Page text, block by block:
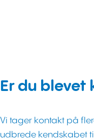
Er du
Vi tager kontakt på
udbrede kendskabet